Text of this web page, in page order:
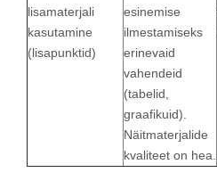
lisamaterjali
kasutamine
(lisapunktid)
esinemise
ilmestamiseks
erinevaid
vahendeid
(tabelid,
graafikuid).
Näitmaterjalide
kvaliteet on hea.